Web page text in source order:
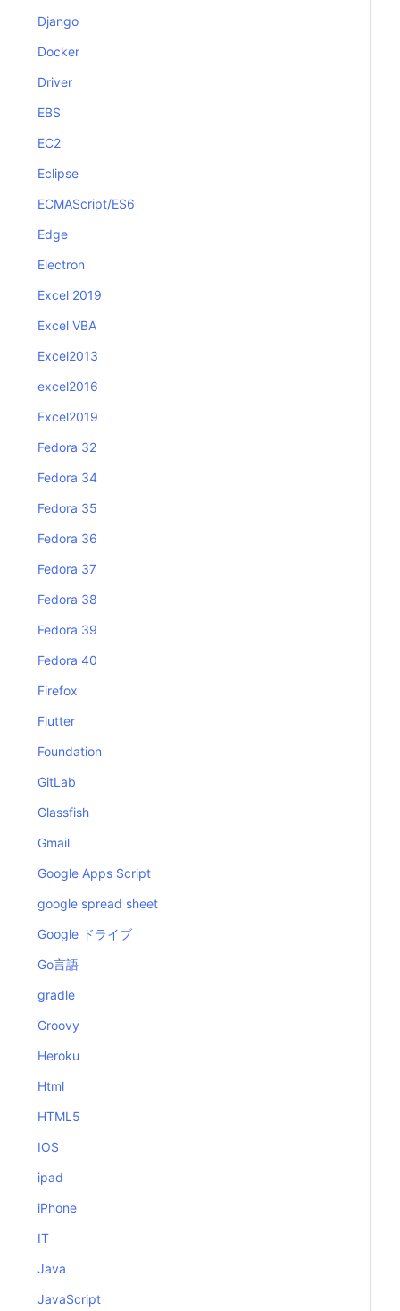
Django
Docker
Driver
EBS
EC2
Eclipse
ECMAScript/ES6
Edge
Electron
Excel 2019
Excel VBA
Excel2013
excel2016
Excel2019
Fedora 32
Fedora 34
Fedora 35
Fedora 36
Fedora 37
Fedora 38
Fedora 39
Fedora 40
Firefox
Flutter
Foundation
GitLab
Glassfish
Gmail
Google Apps Script
google spread sheet
Google ドライブ
Go言語
gradle
Groovy
Heroku
Html
HTML5
IOS
ipad
iPhone
IT
Java
JavaScript